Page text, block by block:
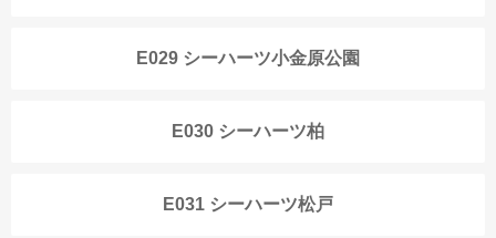
E029 シーハーツ小金原公園
E030 シーハーツ柏
E031 シーハーツ松戸